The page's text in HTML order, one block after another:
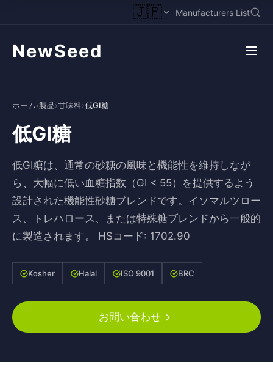
🇯🇵 Manufacturers List
NewSeed
ホーム›製品›甘味料›低GI糖
低GI糖
低GI糖は、通常の砂糖の風味と機能性を維持しなが
ら、大幅に低い血糖指数（GI < 55）を提供するよう
設計された機能性砂糖ブレンドです。イソマルツロー
ス、トレハロース、または特殊糖ブレンドから一般的
に製造されます。 HSコード: 1702.90
Kosher Halal ISO 9001 BRC
お問い合わせ